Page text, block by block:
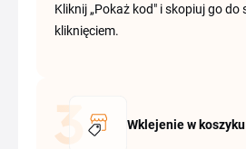
Kliknij „Pokaż kod" i skopiuj go
kliknięciem.
Wklejenie w koszyku